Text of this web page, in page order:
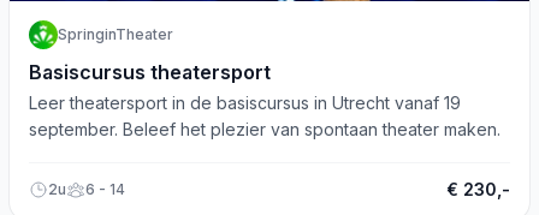
SpringinTheater
Basiscursus theatersport
Leer theatersport in de basiscursus in Utrecht vanaf 19
september. Beleef het plezier van spontaan theater maken.
2u 6 - 14 € 230,-